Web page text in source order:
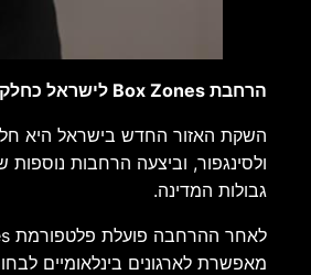
הרחבת Box Zones לישראל כחלק מאסטרטגיה עולמית
גבולות המדינה.
מאפשרת לארגונים בינלאומיים